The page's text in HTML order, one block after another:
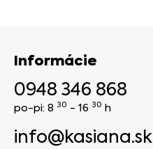
Informácie
0948 346 868
po-pi: 8 30 - 16 30 h
info@kasiana.sk